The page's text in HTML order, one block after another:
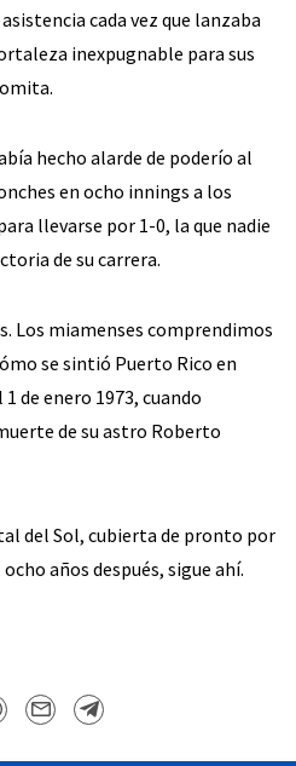
cada vez que lanzaba
inexpugnable para sus
hecho alarde de poderío al
en ocho innings a los
llevarse por 1-0, la que nadie
de su carrera.
Los miamenses comprendimos
se sintió Puerto Rico en
de enero 1973, cuando
de su astro Roberto
del Sol, cubierta de pronto por
años después, sigue ahí.